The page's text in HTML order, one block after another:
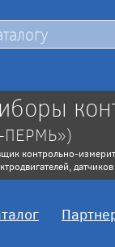
контрольно-